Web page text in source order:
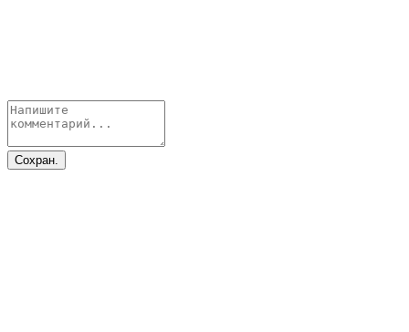
Сохран.